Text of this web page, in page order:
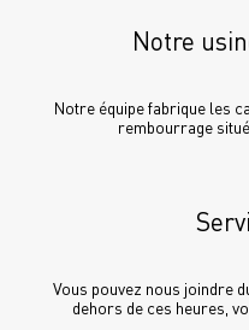
Notre
Notre équipe fabrique les
rembourrage
Vous pouvez nous joindre
dehors de ces heures,